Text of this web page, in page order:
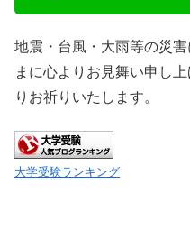
地震・台風・大雨等の災
まに心よりお見舞い申し
りお祈りいたします。
大学受験ランキング